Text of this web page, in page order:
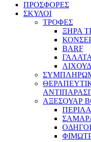
ΠΡΟΣΦΟΡΕΣ
ΣΚΥΛΟΙ
ΤΡΟΦΕΣ
ΞΗΡΑ
BARF
ΓΑΛΑΤΑ
ΑΞΕΣΟΥΑΡ
ΟΔΗΓΟΙ